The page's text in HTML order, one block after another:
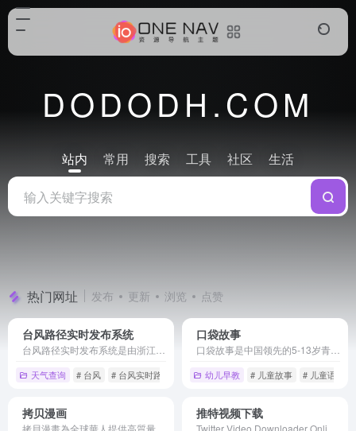
DODODH.COM
站内 常用 搜索 工具 社区 生活
热门网址 发布 更新 浏览 点赞
台风路径实时发布系统
天气查询 # 台风 # 台风实时路径 # 台风网
口袋故事
幼儿早教 # 儿童故事 # 儿童语言
拷贝漫画 推特视频下载